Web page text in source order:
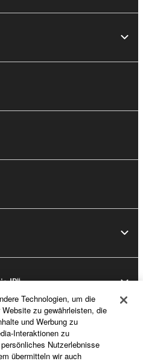
ID“
Technologien, um die
zu gewährleisten, die
und Werbung zu
Interaktionen zu
Nutzerlebnisse
übermitteln wir auch